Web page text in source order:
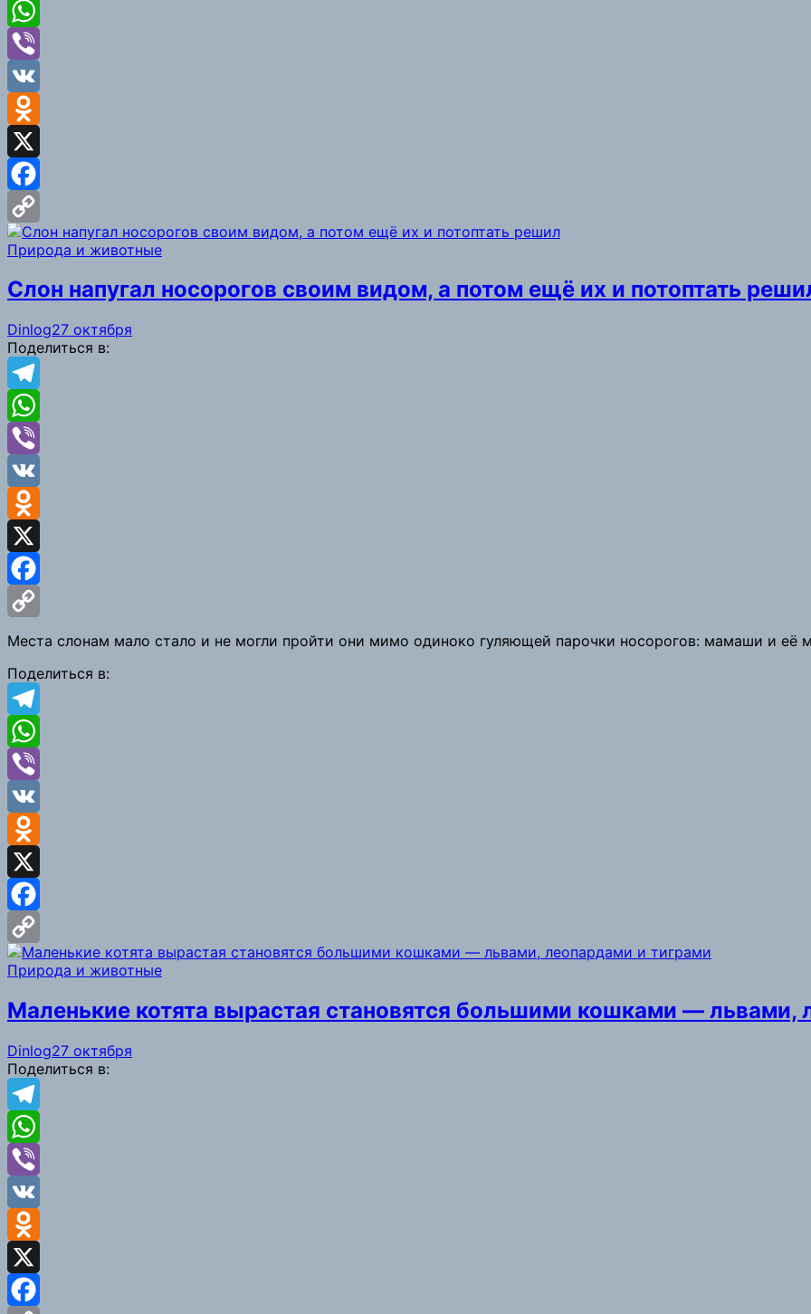
Telegram
WhatsApp
Viber
VK
Odnoklassniki
X
Facebook
Copy
Природа и животные
Слон напугал носорогов своим видом, а потом ещё их и потоптать
Dinlog27 октября
Поделиться в:
Telegram
WhatsApp
Viber
VK
Odnoklassniki
X
Facebook
Copy
Link
Места слонам мало стало и не могли пройти они мимо одиноко гуляющей парочки носорогов: мамаши и её
Поделиться в:
Telegram
WhatsApp
Viber
VK
Odnoklassniki
X
Facebook
Copy
Природа и животные
Маленькие котята вырастая становятся большими кошками — львами,
Dinlog27 октября
Поделиться в:
Telegram
WhatsApp
Viber
VK
Odnoklassniki
X